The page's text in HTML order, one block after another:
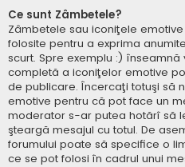
Ce sunt Zâmbetele?
Zâmbetele sau iconiţele
folosite pentru a exprima
scurt. Spre exemplu :) înseamnă
completă a iconiţelor emotive
de publicare. Încercaţi totuşi să
emotive pentru că pot face un
moderator s-ar putea hotărî să
şteargă mesajul cu totul. De
forumului poate să specifice o
ce se pot folosi în cadrul unui